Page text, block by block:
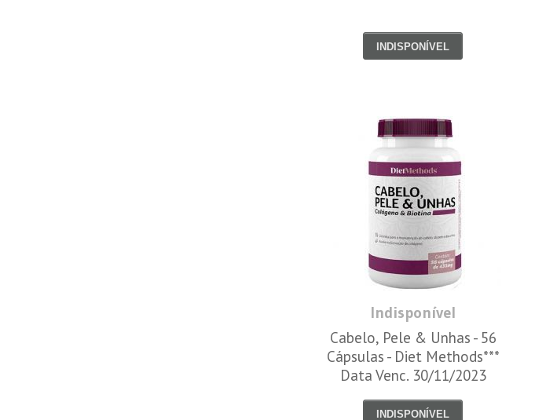
INDISPONÍVEL
Indisponível
Cabelo, Pele & Unhas - 56
Cápsulas - Diet Methods***
Data Venc. 30/11/2023
INDISPONÍVEL